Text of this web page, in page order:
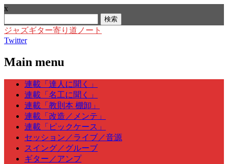
x
索:
ジャズギター寄り道ノート
Twitter
Main menu
Skip
content
連載「達人に聞く」
連載「名工に聞く」
連載「教則本 棚卸」
連載「改造／メンテ」
連載「ピックケース」
セッション／ライブ／音源
スイング／グルーブ
ギター／アンプ